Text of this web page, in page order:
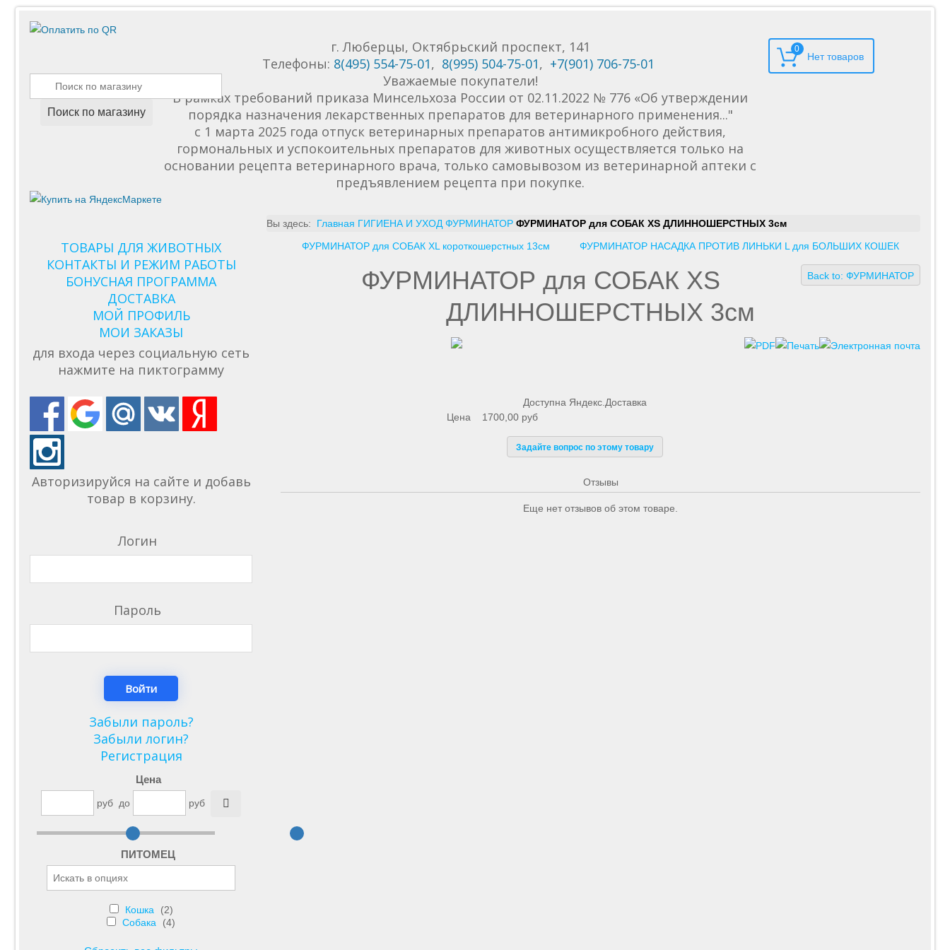
Поиск по магазину
г. Люберцы, Октябрьский проспект, 141
Телефоны: 8(495) 554-75-01, 8(995) 504-75-01, +7(901) 706-75-01
Уважаемые покупатели!
В рамках требований приказа Минсельхоза России от 02.11.2022 № 776 «Об утверждении
порядка назначения лекарственных препаратов для ветеринарного применения..."
с 1 марта 2025 года отпуск ветеринарных препаратов антимикробного действия,
гормональных и успокоительных препаратов для животных осуществляется только на
основании рецепта ветеринарного врача, только самовывозом из ветеринарной аптеки с
предъявлением рецепта при покупке.
0
Вы здесь: Главная ГИГИЕНА И УХОД ФУРМИНАТОР ФУРМИНАТОР для СОБАК XS ДЛИННОШЕРСТНЫХ 3см
ТОВАРЫ ДЛЯ ЖИВОТНЫХ
КОНТАКТЫ И РЕЖИМ РАБОТЫ
БОНУСНАЯ ПРОГРАММА
ДОСТАВКА
МОЙ ПРОФИЛЬ
МОИ ЗАКАЗЫ
для входа через социальную сеть
нажмите на пиктограмму
Авторизируйся на сайте и добавь
товар в корзину.
Логин
Пароль
Забыли пароль?
Забыли логин?
Регистрация
Цена
руб до руб
ПИТОМЕЦ
Кошка
(2)
Собака
(4)
ФУРМИНАТОР для СОБАК XL короткошерстных 13см ФУРМИНАТОР НАСАДКА ПРОТИВ ЛИНЬКИ L для БОЛЬШИХ КОШЕК
Back to: ФУРМИНАТОР
ФУРМИНАТОР для СОБАК XS
ДЛИННОШЕРСТНЫХ 3см
Доступна Яндекс.Доставка
Цена
1700,00 руб
Задайте вопрос по этому товару
Отзывы
Еще нет отзывов об этом товаре.